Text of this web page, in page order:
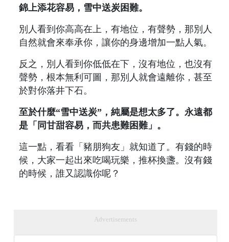
錦上添花容易，雪中送炭困難。
別人看到你高高在上，有地位，有聲勢，那別人
自然就會來奉承你，讓你的身邊增加一點人氣。
反之，別人看到你低低在下，沒有地位，也沒有
聲勢，根本無利可圖，那別人就會遠離你，甚至
於對你落井下石。
至於什麼“雪中送炭”，純屬是想太多了。永遠都
是「同甘甜容易，而共患難困難」。
這一點，看看「豬朋狗友」就知道了。有錢的時
候，大家一起出來吃喝玩樂，推杯換盞。沒有錢
的時候，誰又認識你呢？
Advertisements